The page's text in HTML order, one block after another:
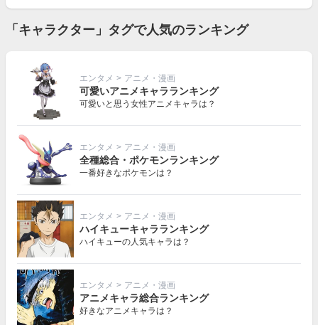
「キャラクター」タグで人気のランキング
エンタメ > アニメ・漫画
可愛いアニメキャラランキング
可愛いと思う女性アニメキャラは？
エンタメ > アニメ・漫画
全種総合・ポケモンランキング
一番好きなポケモンは？
エンタメ > アニメ・漫画
ハイキューキャラランキング
ハイキューの人気キャラは？
エンタメ > アニメ・漫画
アニメキャラ総合ランキング
好きなアニメキャラは？